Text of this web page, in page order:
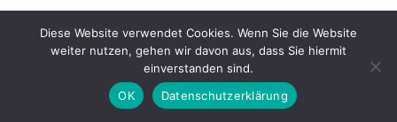
Diese Website verwendet Cookies. Wenn Sie die Website
weiter nutzen, gehen wir davon aus, dass Sie hiermit
einverstanden sind.
OK
Datenschutzerklärung